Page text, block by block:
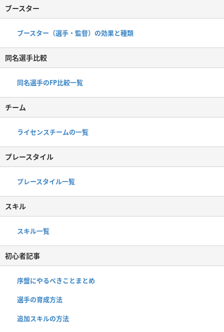
ブースター
ブースター（選手・監督）の効果と種類
同名選手比較
同名選手のFP比較一覧
チーム
ライセンスチームの一覧
プレースタイル
プレースタイル一覧
スキル
スキル一覧
初心者記事
序盤にやるべきことまとめ
選手の育成方法
追加スキルの方法